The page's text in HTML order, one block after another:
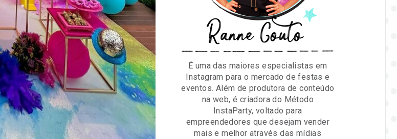
Ranne Couto
É uma das maiores especialistas em
Instagram para o mercado de festas e
eventos. Além de produtora de conteúdo
na web, é criadora do Método
InstaParty, voltado para
empreendedores que desejam vender
mais e melhor através das mídias